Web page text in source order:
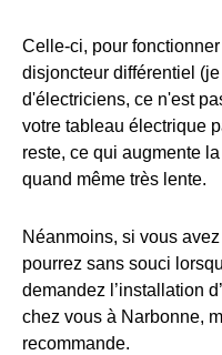
Celle-ci, pour
disjoncteur différentiel
d'électriciens, ce n'est
votre tableau électrique
reste, ce qui augmente
quand même très lente.
Néanmoins, si vous
pourrez sans souci
demandez l’installation
chez vous à Narbonne,
recommande.